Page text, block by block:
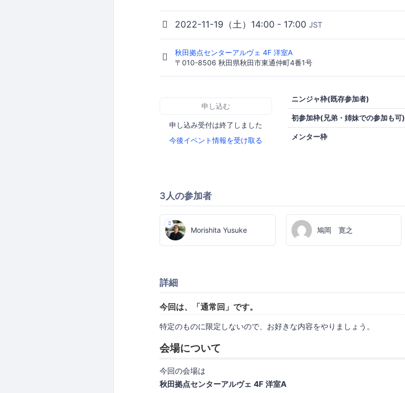
2022-11-19（土）14:00 - 17:00 JST
秋田拠点センターアルヴェ 4F 洋室A
〒010-8506 秋田県秋田市東通仲町4番1号
申し込む
申し込み受付は終了しました
今後イベント情報を受け取る
ニンジャ枠(既存参加者)
初参加枠(兄弟・姉妹での参加も可)
メンター枠
3人の参加者
Morishita Yusuke 鳩岡 寛之
詳細
今回は、「通常回」です。
特定のものに限定しないので、お好きな内容をやりましょう。
会場について
今回の会場は
秋田拠点センターアルヴェ 4F 洋室A